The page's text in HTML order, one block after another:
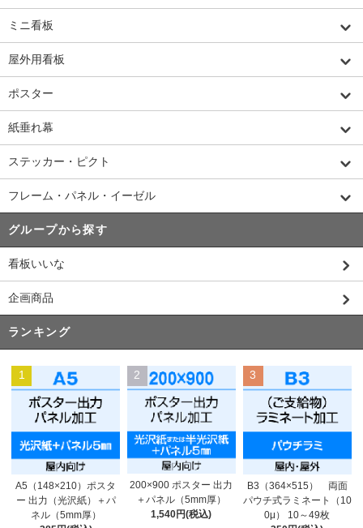
ミニ看板
屋外用看板
ポスター
紙垂れ幕
ステッカー・ピクト
フレーム・パネル・イーゼル
グループから探す
看板いいな
企画商品
ランキング
1
A5（148×210）ポスタ
ー 出力（光沢紙）＋パ
ネル（5mm厚）
2
200×900 ポスター 出力
＋パネル（5mm厚）
1,540円(税込)
3
B3（364×515） 両面
パウチ式ラミネート（10
0μ） 10～49枚